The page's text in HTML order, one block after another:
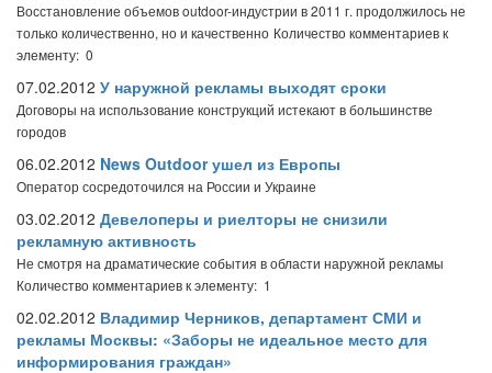
Восстановление объемов outdoor-индустрии в 2011 г. продолжилось не
только количественно, но и качественно Количество комментариев к
элементу: 0
07.02.2012 У наружной рекламы выходят сроки
Договоры на использование конструкций истекают в большинстве
городов
06.02.2012 News Outdoor ушел из Европы
Оператор сосредоточился на России и Украине
03.02.2012 Девелоперы и риелторы не снизили
рекламную активность
Не смотря на драматические события в области наружной рекламы
Количество комментариев к элементу: 1
02.02.2012 Владимир Черников, департамент СМИ и
рекламы Москвы: «Заборы не идеальное место для
информирования граждан»